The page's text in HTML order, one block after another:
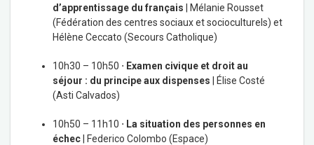
d’apprentissage du français | Mélanie Rousset
(Fédération des centres sociaux et socioculturels) et
Hélène Ceccato (Secours Catholique)
10h30 – 10h50 ⋅ Examen civique et droit au
séjour : du principe aux dispenses | Élise Costé
(Asti Calvados)
10h50 – 11h10 ⋅ La situation des personnes en
échec | Federico Colombo (Espace)